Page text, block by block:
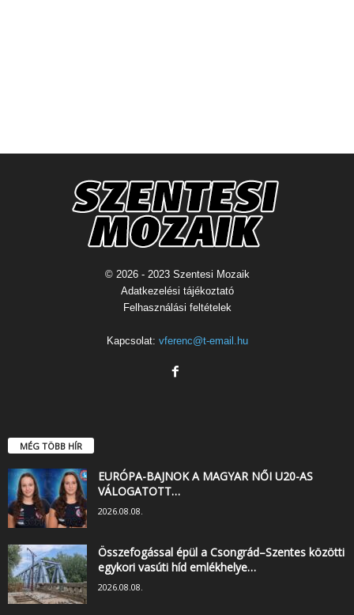
© 2026 - 2023 Szentesi Mozaik
Adatkezelési tájékoztató
Felhasználási feltételek
Kapcsolat: vferenc@t-email.hu
MÉG TÖBB HÍR
EURÓPA-BAJNOK A MAGYAR NŐI U20-AS
VÁLOGATOTT…
2026.08.08.
Összefogással épül a Csongrád–Szentes közötti
egykori vasúti híd emlékhelye…
2026.08.08.